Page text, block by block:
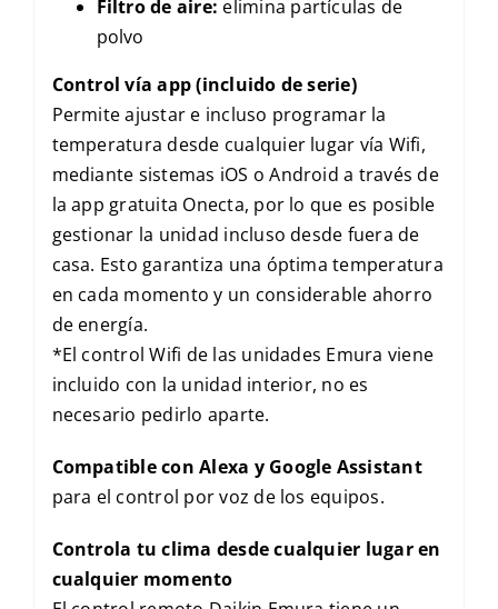
Filtro de aire: elimina partículas de
polvo
Control vía app (incluido de serie)
Permite ajustar e incluso programar la
temperatura desde cualquier lugar vía Wifi,
mediante sistemas iOS o Android a través de
la app gratuita Onecta, por lo que es posible
gestionar la unidad incluso desde fuera de
casa. Esto garantiza una óptima temperatura
en cada momento y un considerable ahorro
de energía.
*El control Wifi de las unidades Emura viene
incluido con la unidad interior, no es
necesario pedirlo aparte.
Compatible con Alexa y Google Assistant
para el control por voz de los equipos.
Controla tu clima desde cualquier lugar en
cualquier momento